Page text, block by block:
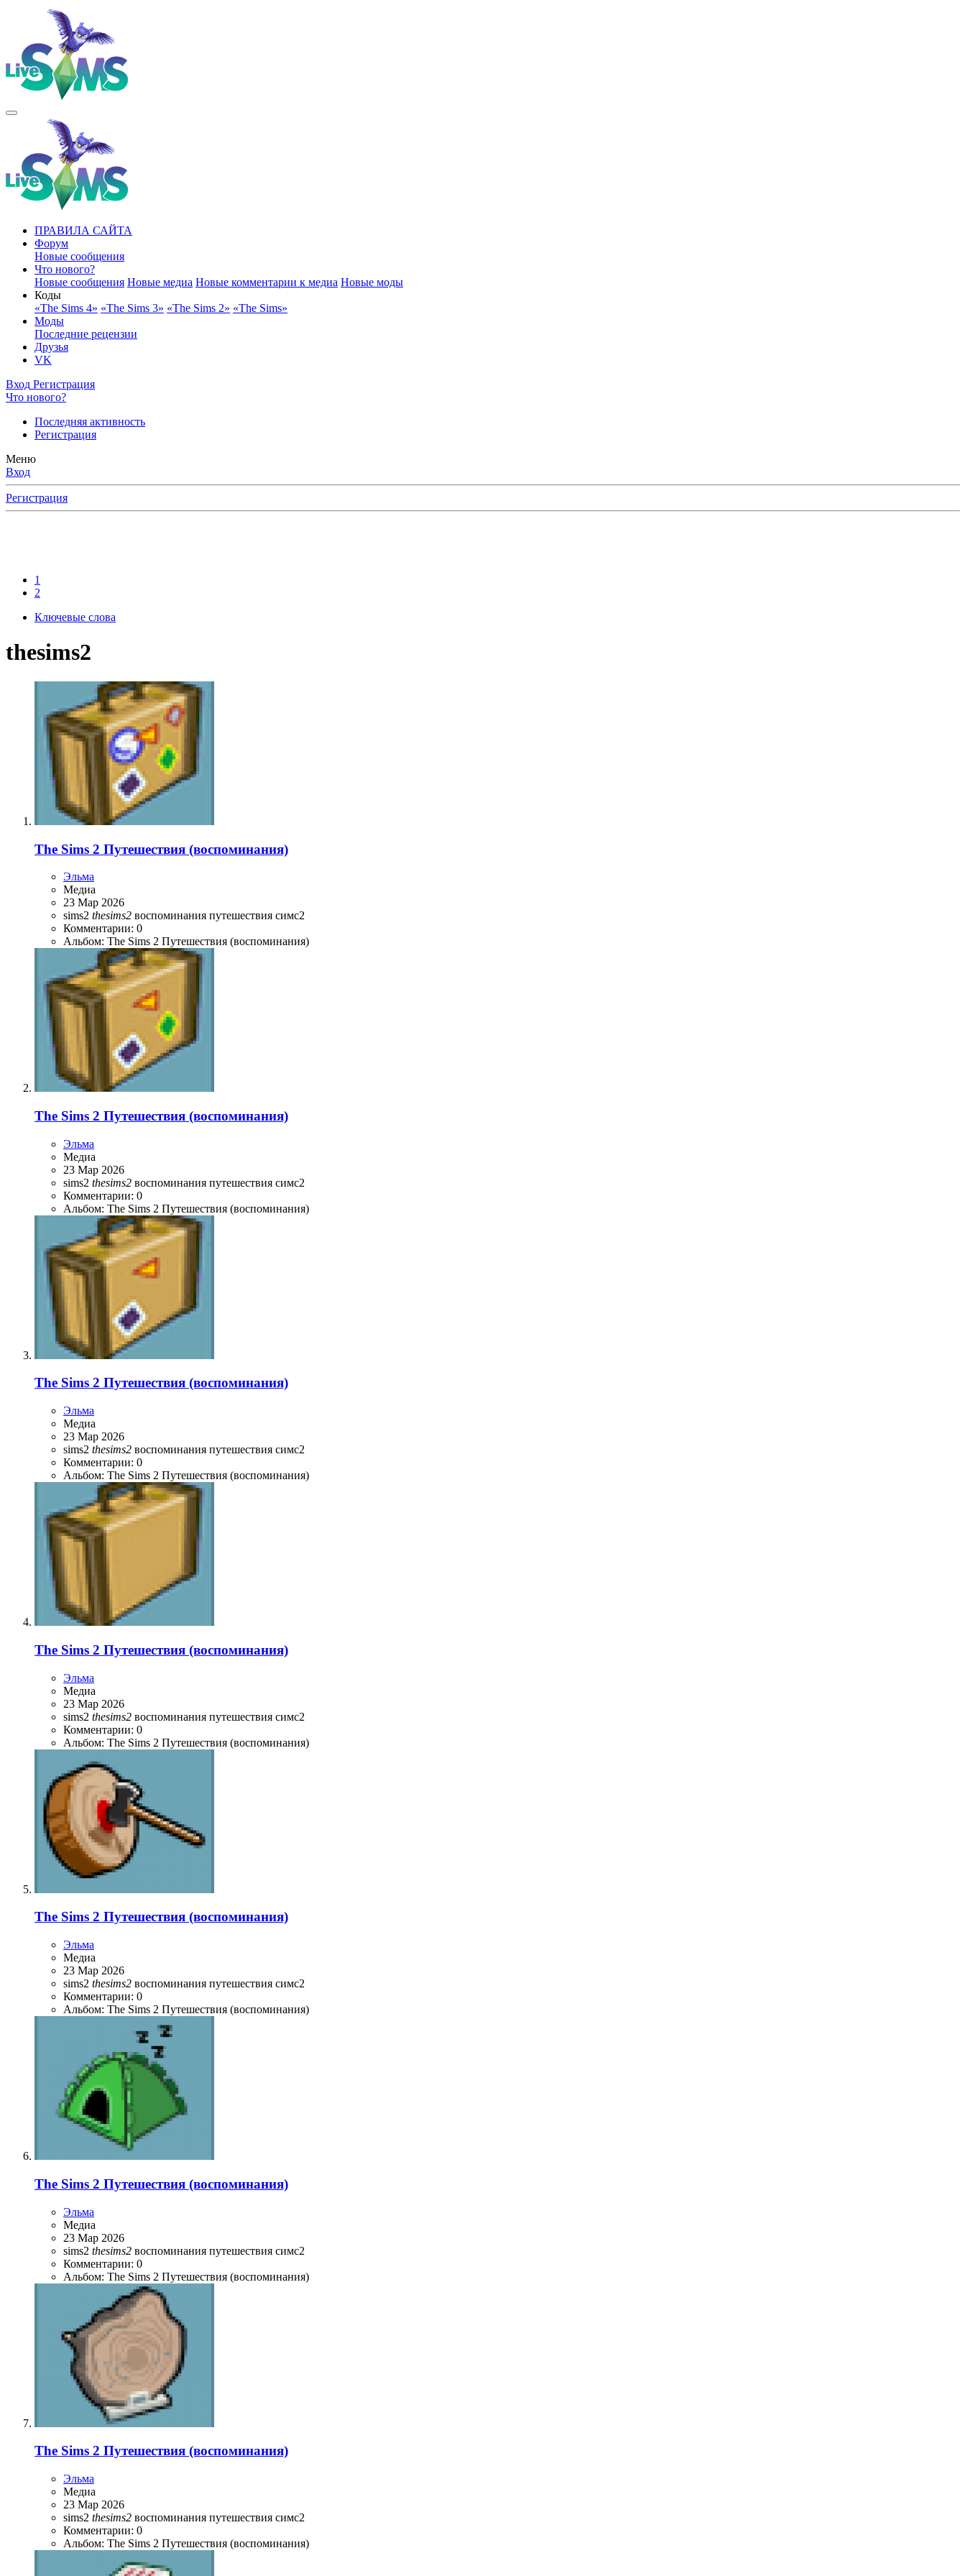
ПРАВИЛА САЙТА
Форум
Новые сообщения
Что нового?
Новые сообщения Новые медиа Новые комментарии к медиа Новые моды
Коды
«The Sims 4» «The Sims 3» «The Sims 2» «The Sims»
Моды
Последние рецензии
Друзья
VK
Вход Регистрация
Что нового?
Последняя активность
Регистрация
Меню
Вход
Регистрация
1
2
Ключевые слова
thesims2
The Sims 2 Путешествия (воспоминания)
Эльма
Медиа
23 Мар 2026
sims2 thesims2 воспоминания путешествия симс2
Комментарии: 0
Альбом: The Sims 2 Путешествия (воспоминания)
The Sims 2 Путешествия (воспоминания)
Эльма
Медиа
23 Мар 2026
sims2 thesims2 воспоминания путешествия симс2
Комментарии: 0
Альбом: The Sims 2 Путешествия (воспоминания)
The Sims 2 Путешествия (воспоминания)
Эльма
Медиа
23 Мар 2026
sims2 thesims2 воспоминания путешествия симс2
Комментарии: 0
Альбом: The Sims 2 Путешествия (воспоминания)
The Sims 2 Путешествия (воспоминания)
Эльма
Медиа
23 Мар 2026
sims2 thesims2 воспоминания путешествия симс2
Комментарии: 0
Альбом: The Sims 2 Путешествия (воспоминания)
The Sims 2 Путешествия (воспоминания)
Эльма
Медиа
23 Мар 2026
sims2 thesims2 воспоминания путешествия симс2
Комментарии: 0
Альбом: The Sims 2 Путешествия (воспоминания)
The Sims 2 Путешествия (воспоминания)
Эльма
Медиа
23 Мар 2026
sims2 thesims2 воспоминания путешествия симс2
Комментарии: 0
Альбом: The Sims 2 Путешествия (воспоминания)
The Sims 2 Путешествия (воспоминания)
Эльма
Медиа
23 Мар 2026
sims2 thesims2 воспоминания путешествия симс2
Комментарии: 0
Альбом: The Sims 2 Путешествия (воспоминания)